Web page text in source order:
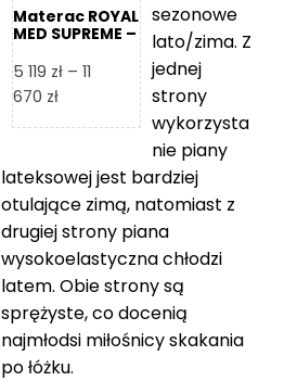
Materac ROYAL
MED SUPREME –
5 119 zł – 11
670 złZakres
5
119 zł
do
670 zł
sezonowe
lato/zima. Z
jednej
strony
wykorzysta
nie piany
lateksowej jest bardziej
otulające zimą, natomiast z
drugiej strony piana
wysokoelastyczna chłodzi
latem. Obie strony są
sprężyste, co docenią
najmłodsi miłośnicy skakania
po łóżku.